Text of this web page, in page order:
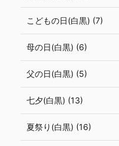
こどもの日(白黒) (7)
母の日(白黒) (6)
父の日(白黒) (5)
七夕(白黒) (13)
夏祭り(白黒) (16)